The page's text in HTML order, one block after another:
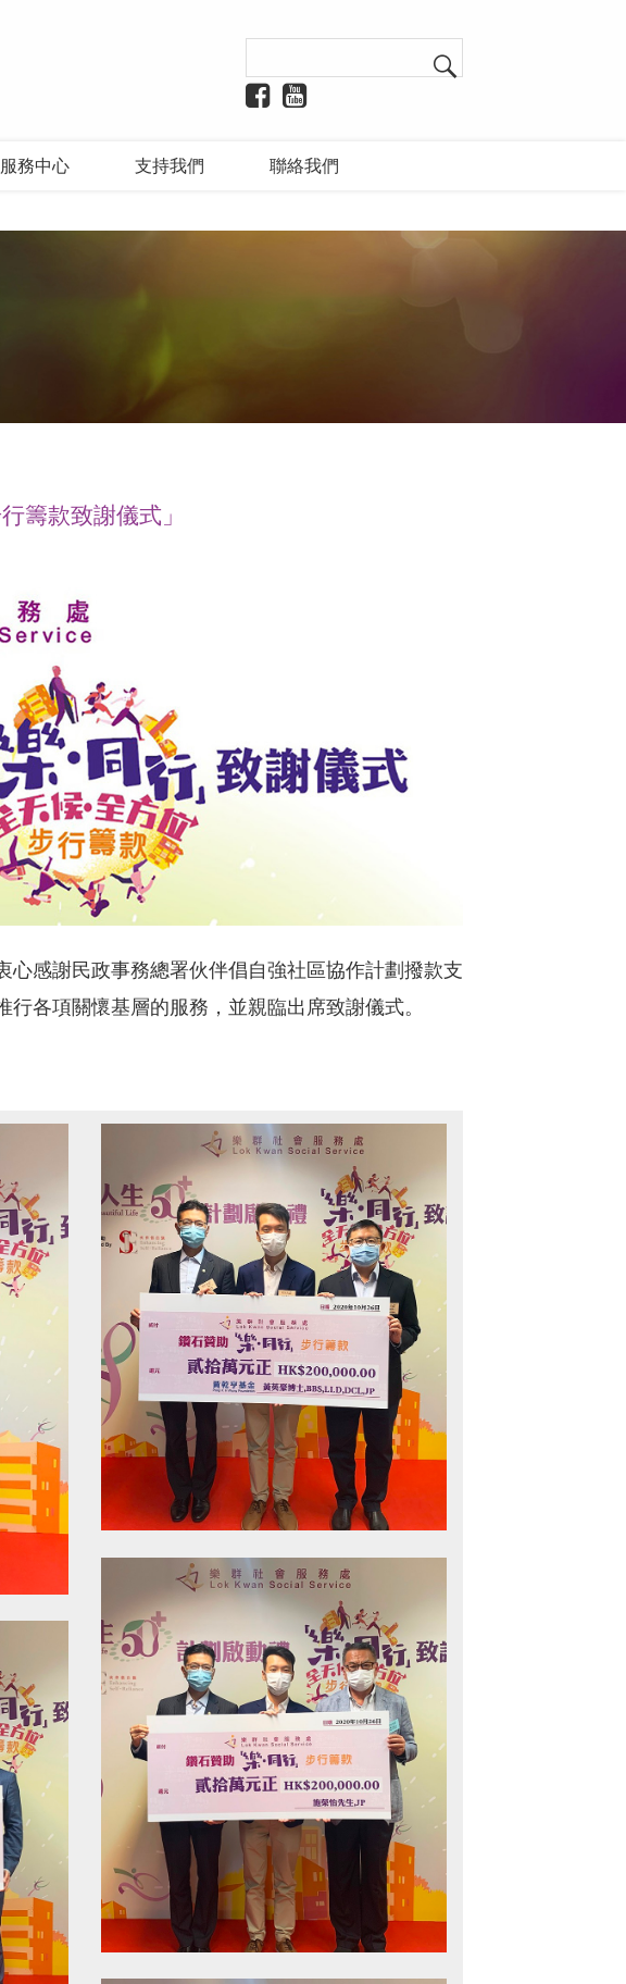
服務中心 支持我們 聯絡我們
籌款致謝儀式」
心感謝民政事務總署伙伴倡自強社區協作計劃撥款支
各項關懷基層的服務，並親臨出席致謝儀式。